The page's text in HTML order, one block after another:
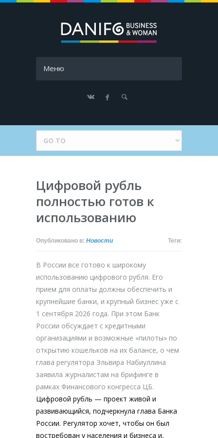
Меню
Цифровой рубль
полностью готов к
использованию
Опубликовано в: Новости Теги:
В России все готово к широкому
использованию цифрового рубля. Его
прием для оплаты должны обеспечить и
крупнейшие банки, и крупный бизнес уже с
1 сентября 2026 года. При этом Банк
России обсуждает с кредитными
организациями и возможные «пилоты» по
открытию кошельков на их балансе, о чем
глава регулятора Эльвира Набиуллина
заявила журналистам на брифинге в
рамках Финансового конгресса ЦБ.
Цифровой рубль — проект живой и
развивающийся, подчеркнула глава Банка
России. Регулятор хочет, чтобы он был
востребован у населения и бизнеса и,